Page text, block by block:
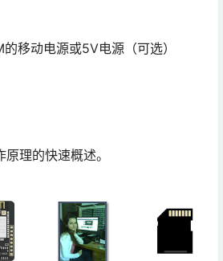
移动电源或5V电源（可选）
理的快速概述。